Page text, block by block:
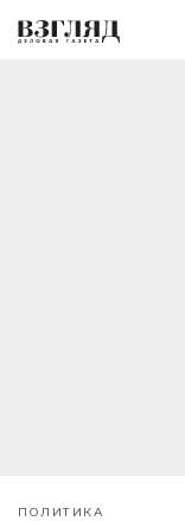
ПОЛИТИКА